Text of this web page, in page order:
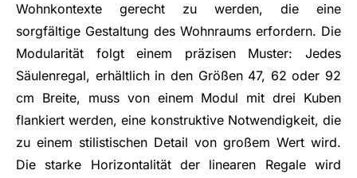
Wohnkontexte gerecht zu werden, die eine
sorgfältige Gestaltung des Wohnraums erfordern. Die
Modularität folgt einem präzisen Muster: Jedes
Säulenregal, erhältlich in den Größen 47, 62 oder 92
cm Breite, muss von einem Modul mit drei Kuben
flankiert werden, eine konstruktive Notwendigkeit, die
zu einem stilistischen Detail von großem Wert wird.
Die starke Horizontalität der linearen Regale wird